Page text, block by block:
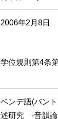
2006年2月8日
学位規則第4条
ベンデ語(バン
述研究 -音韻論